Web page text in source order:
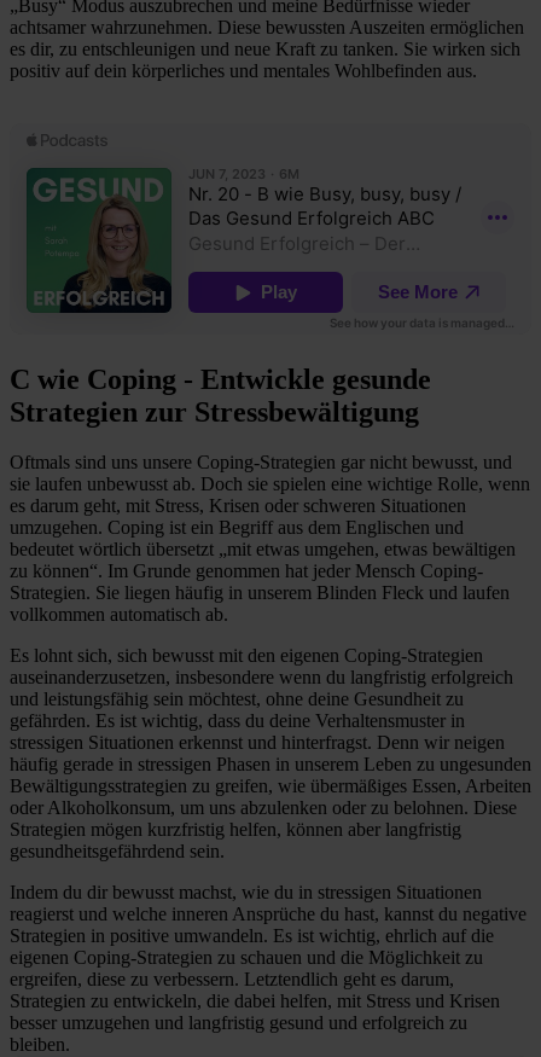
„Busy“ Modus auszubrechen und meine Bedürfnisse wieder
achtsamer wahrzunehmen. Diese bewussten Auszeiten ermöglichen
es dir, zu entschleunigen und neue Kraft zu tanken. Sie wirken sich
positiv auf dein körperliches und mentales Wohlbefinden aus.
C wie Coping - Entwickle gesunde
Strategien zur Stressbewältigung
Oftmals sind uns unsere Coping-Strategien gar nicht bewusst, und
sie laufen unbewusst ab. Doch sie spielen eine wichtige Rolle, wenn
es darum geht, mit Stress, Krisen oder schweren Situationen
umzugehen. Coping ist ein Begriff aus dem Englischen und
bedeutet wörtlich übersetzt „mit etwas umgehen, etwas bewältigen
zu können“. Im Grunde genommen hat jeder Mensch Coping-
Strategien. Sie liegen häufig in unserem Blinden Fleck und laufen
vollkommen automatisch ab.
Es lohnt sich, sich bewusst mit den eigenen Coping-Strategien
auseinanderzusetzen, insbesondere wenn du langfristig erfolgreich
und leistungsfähig sein möchtest, ohne deine Gesundheit zu
gefährden. Es ist wichtig, dass du deine Verhaltensmuster in
stressigen Situationen erkennst und hinterfragst. Denn wir neigen
häufig gerade in stressigen Phasen in unserem Leben zu ungesunden
Bewältigungsstrategien zu greifen, wie übermäßiges Essen, Arbeiten
oder Alkoholkonsum, um uns abzulenken oder zu belohnen. Diese
Strategien mögen kurzfristig helfen, können aber langfristig
gesundheitsgefährdend sein.
Indem du dir bewusst machst, wie du in stressigen Situationen
reagierst und welche inneren Ansprüche du hast, kannst du negative
Strategien in positive umwandeln. Es ist wichtig, ehrlich auf die
eigenen Coping-Strategien zu schauen und die Möglichkeit zu
ergreifen, diese zu verbessern. Letztendlich geht es darum,
Strategien zu entwickeln, die dabei helfen, mit Stress und Krisen
besser umzugehen und langfristig gesund und erfolgreich zu
bleiben.